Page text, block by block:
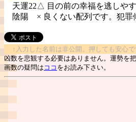
天運22△ 目の前の幸福を逃しやす
陰陽 × 良くない配列です。犯罪
↑入力した名前は非公開。押しても安心で
凶数を悲観する必要はありません。運勢を
画数の疑問は ココ をお読み下さい。